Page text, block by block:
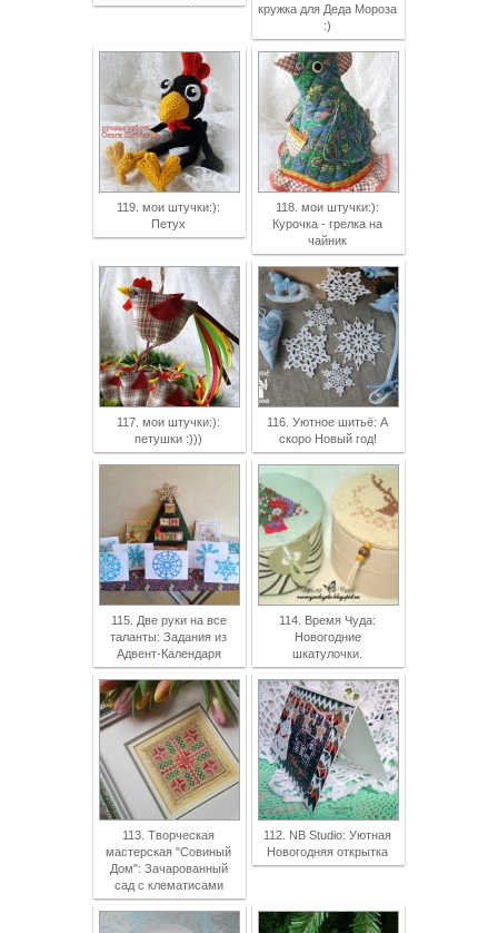
кружка для Деда Мороза
:)
119. мои штучки:):
Петух
118. мои штучки:):
Курочка - грелка на
чайник
117. мои штучки:):
петушки :)))
116. Уютное шитьё: А
скоро Новый год!
115. Две руки на все
таланты: Задания из
Адвент-Календаря
114. Время Чуда:
Новогодние
шкатулочки.
113. Творческая
мастерская "Совиный
Дом": Зачарованный
сад с клематисами
112. NB Studio: Уютная
Новогодняя открытка